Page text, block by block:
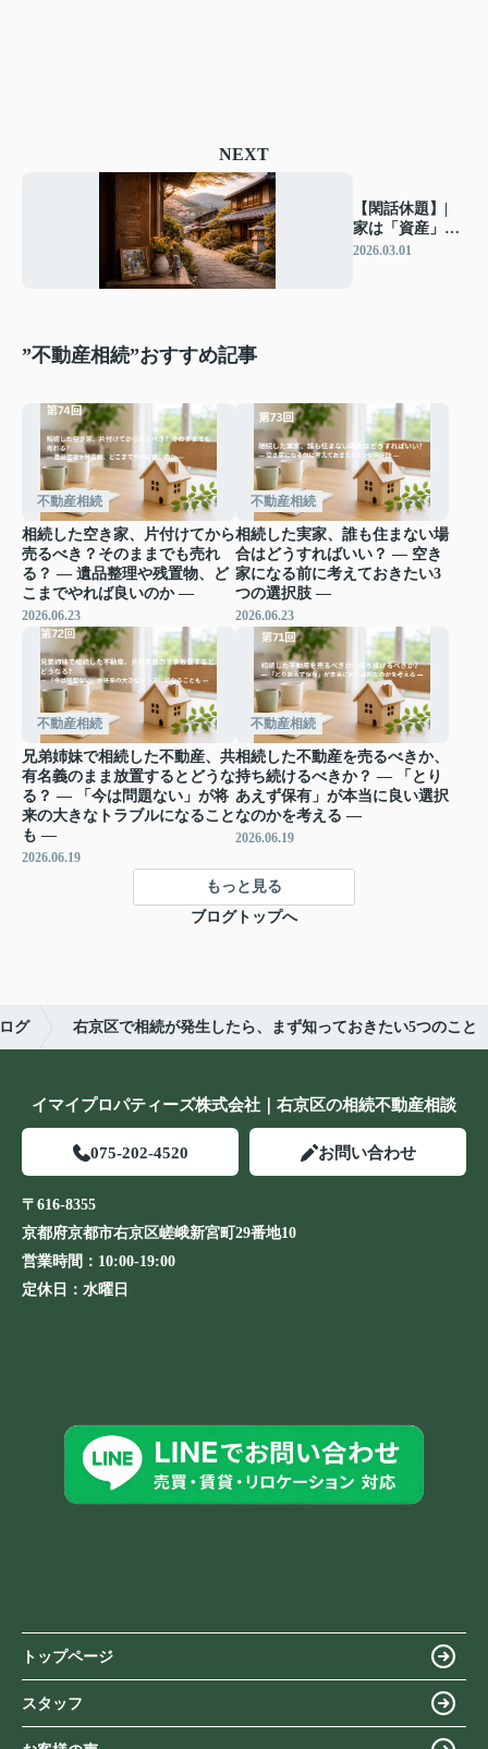
NEXT
【閑話休題】|
家は「資産」
か、それとも
2026.03.01
”不動産相続”おすすめ記事
不動産相続
相続した空き家、片付けてから
売るべき？そのままでも売れ
る？ ― 遺品整理や残置物、ど
こまでやれば良いのか ―
2026.06.23
不動産相続
相続した実家、誰も住まない場
合はどうすればいい？ ― 空き
家になる前に考えておきたい3
つの選択肢 ―
2026.06.23
不動産相続
兄弟姉妹で相続した不動産、共
有名義のまま放置するとどうな
る？ ― 「今は問題ない」が将
来の大きなトラブルになること
も ―
2026.06.19
不動産相続
相続した不動産を売るべきか、
持ち続けるべきか？ ― 「とり
あえず保有」が本当に良い選択
なのかを考える ―
2026.06.19
もっと見る
ブログトップへ
グ 右京区で相続が発生したら、まず知っておきたい5つのこと
イマイプロパティーズ株式会社｜右京区の相続不動産相談
075-202-4520 お問い合わせ
〒616-8355
京都府京都市右京区嵯峨新宮町29番地10
営業時間： 10:00-19:00
定休日： 水曜日
トップページ
スタッフ